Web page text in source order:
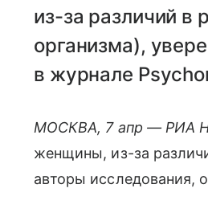
из-за различий в
организма),
в журнале
МОСКВА, 7 апр — РИА
женщины, из-за
авторы исследования,